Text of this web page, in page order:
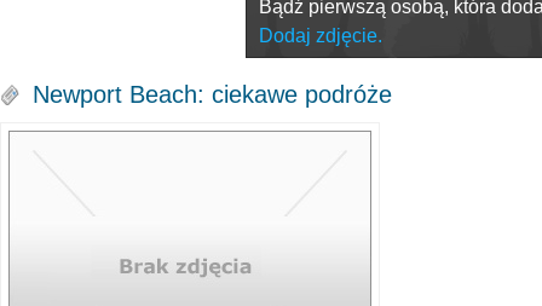
Bądź pierwszą osobą, która
Dodaj zdjęcie.
Newport Beach: ciekawe podróże